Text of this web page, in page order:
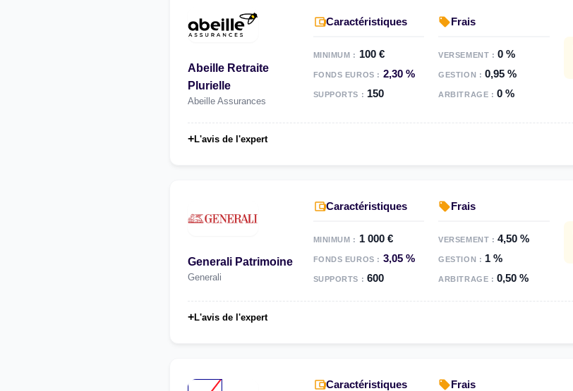
Abeille Retraite
Plurielle
Abeille Assurances
Caractéristiques
MINIMUM : 100 €
FONDS EUROS : 2,30 %
SUPPORTS : 150
Frais
VERSEMENT : 0 %
GESTION : 0,95 %
ARBITRAGE : 0 %
+L'avis de l'expert
Generali Patrimoine
Generali
Caractéristiques
MINIMUM : 1 000 €
FONDS EUROS : 3,05 %
SUPPORTS : 600
Frais
VERSEMENT : 4,50 %
GESTION : 1 %
ARBITRAGE : 0,50 %
+L'avis de l'expert
Caractéristiques Frais